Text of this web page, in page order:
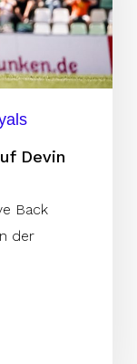
Devin
Back
der